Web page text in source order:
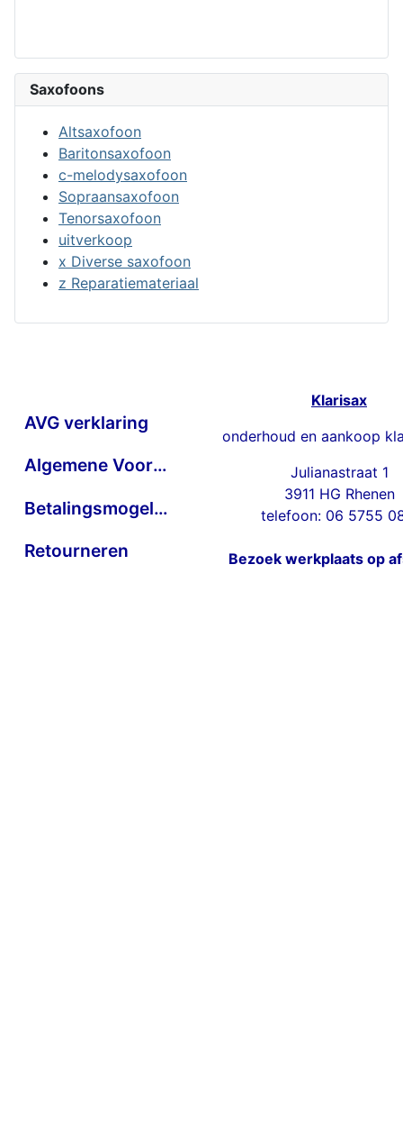
Saxofoons
Altsaxofoon
Baritonsaxofoon
c-melodysaxofoon
Sopraansaxofoon
Tenorsaxofoon
uitverkoop
x Diverse saxofoon
z Reparatiemateriaal
AVG verklaring
Algemene Voorwaarden
Betalingsmogelijkheden
Retourneren
Klarisax
onderhoud en aankoop
Julianastraat 1
3911 HG Rhenen
telefoon: 06 5755
Bezoek werkplaats op